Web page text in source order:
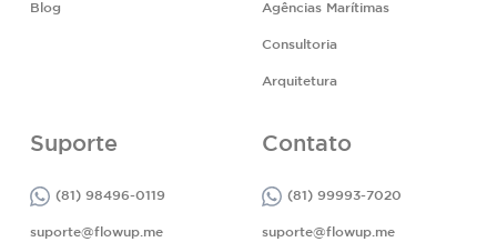
Blog Agências Marítimas
Consultoria
Arquitetura
Suporte
(81) 98496-0119
suporte@flowup.me
Contato
(81) 99993-7020
suporte@flowup.me